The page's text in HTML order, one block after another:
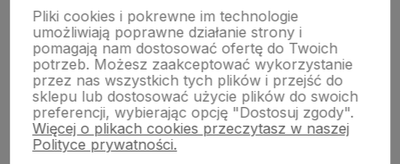
Moje konto
Płatności i dostawa
Informacje
Pliki cookies i pokrewne im technologie
umożliwiają poprawne działanie strony i
pomagają nam dostosować ofertę do Twoich
potrzeb. Możesz zaakceptować wykorzystanie
przez nas wszystkich tych plików i przejść do
sklepu lub dostosować użycie plików do swoich
preferencji, wybierając opcję "Dostosuj zgody".
Więcej o plikach cookies przeczytasz w naszej
Polityce prywatności.